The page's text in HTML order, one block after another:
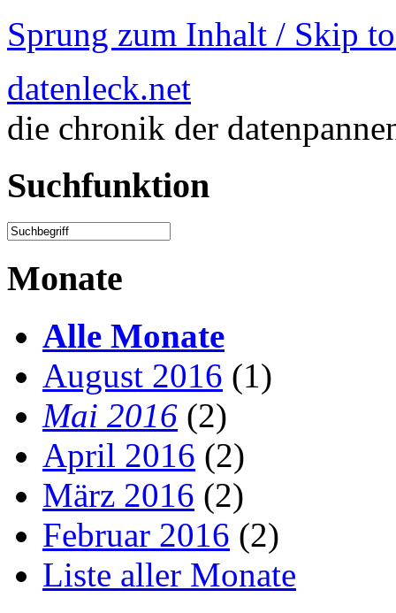
Sprung zum Inhalt / Skip
datenleck.net
die chronik der
Suchfunktion
Monate
Alle Monate
August 2016 (1)
Mai 2016 (2)
April 2016 (2)
März 2016 (2)
Februar 2016 (2)
Liste aller Monate